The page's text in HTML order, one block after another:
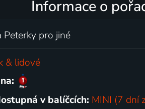
Informace o
Peterky pro jiné
& lidové
v balíčcích: MINI (7 dní